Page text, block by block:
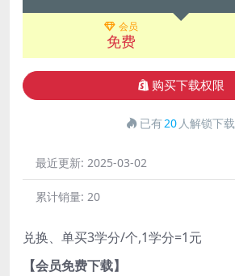
会员
免费
购买下载权限
已有20 人解锁下载
最近更新: 2025-03-02
累计销量: 20
兑换、单买3学分/个,1学分=1元
【会员免费下载】